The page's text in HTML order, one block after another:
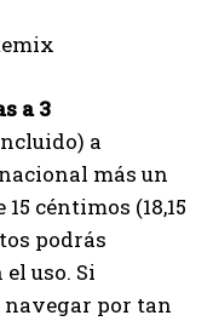
a 3
a
más un
céntimos (18,15
podrás
uso. Si
navegar por tan